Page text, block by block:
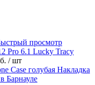
просмотр
Pro 6.1 Lucky Tracy
/ шт